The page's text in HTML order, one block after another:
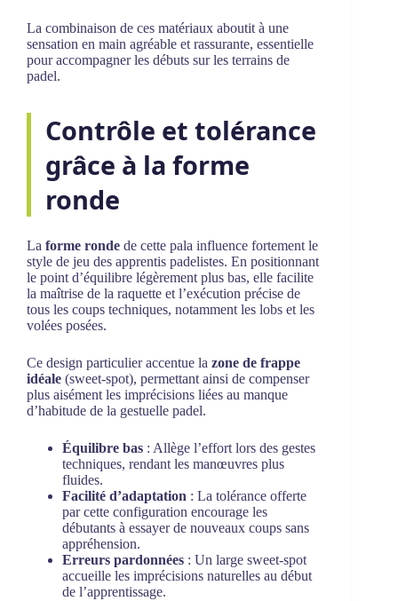
La combinaison de ces matériaux aboutit à une
sensation en main agréable et rassurante, essentielle
pour accompagner les débuts sur les terrains de
padel.
Contrôle et tolérance
grâce à la forme
ronde
La forme ronde de cette pala influence fortement le
style de jeu des apprentis padelistes. En positionnant
le point d’équilibre légèrement plus bas, elle facilite
la maîtrise de la raquette et l’exécution précise de
tous les coups techniques, notamment les lobs et les
volées posées.
Ce design particulier accentue la zone de frappe
idéale (sweet-spot), permettant ainsi de compenser
plus aisément les imprécisions liées au manque
d’habitude de la gestuelle padel.
Équilibre bas : Allège l’effort lors des gestes
techniques, rendant les manœuvres plus
fluides.
Facilité d’adaptation : La tolérance offerte
par cette configuration encourage les
débutants à essayer de nouveaux coups sans
appréhension.
Erreurs pardonnées : Un large sweet-spot
accueille les imprécisions naturelles au début
de l’apprentissage.